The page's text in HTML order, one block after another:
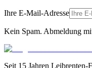
Ihre E-Mail-Adresse
Kein Spam. Abmeldung
Seit 15 Jahren